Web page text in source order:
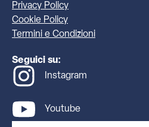
Privacy Policy
Cookie Policy
Termini e Condizioni
Seguici su:
Instagram
Youtube